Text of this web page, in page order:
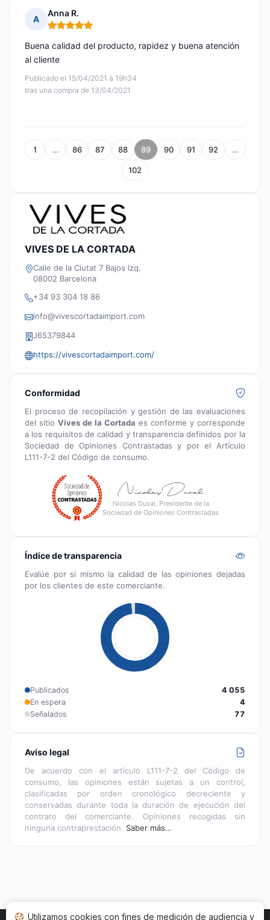
A
Anna R.
Nota: 5 de 5
Publicado el 15/04/2021 à 19h34
tras una compra de 13/04/2021
Buena calidad del producto, rapidez y buena atención
al cliente
1 … 86 87 88 89 90 91 92 …
102
VIVES DE LA CORTADA
Calle de la Ciutat 7 Bajos Izq.
08002 Barcelona
+34 93 304 18 86
info@vivescortadaimport.com
J65379844
https://vivescortadaimport.com/
Conformidad
El proceso de recopilación y gestión de las evaluaciones
del sitio Vives de la Cortada es conforme y corresponde
a los requisitos de calidad y transparencia definidos por la
Sociedad de Opiniones Contrastadas y por el Artículo
L111-7-2 del Código de consumo.
Nicolas Duval, Presidente de la
Sociedad de Opiniones Contrastadas
Índice de transparencia
Evalúe por sí mismo la calidad de las opiniones dejadas
por los clientes de este comerciante.
Publicados
4 055
En espera
4
Señalados
77
Aviso legal
De acuerdo con el artículo L111-7-2 del Código de
consumo, las opiniones están sujetas a un control,
clasificadas por orden cronológico decreciente y
conservadas durante toda la duración de ejecución del
contrato del comerciante. Opiniones recogidas sin
ninguna contraprestación. Saber más…
Utilizamos cookies con fines de medición de audiencia y